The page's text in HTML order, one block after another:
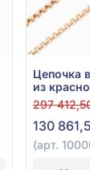
Цепочка
из
без
297
130
(арт.